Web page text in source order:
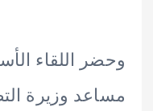
اللقاء الأستاذة
وزيرة التضامن